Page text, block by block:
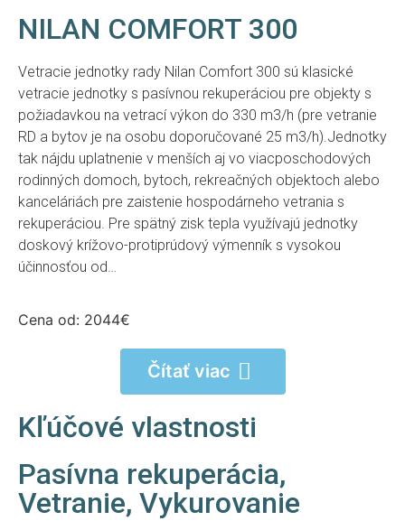
NILAN COMFORT 300
Vetracie jednotky rady Nilan Comfort 300 sú klasické
vetracie jednotky s pasívnou rekuperáciou pre objekty s
požiadavkou na vetrací výkon do 330 m3/h (pre vetranie
RD a bytov je na osobu doporučované 25 m3/h).Jednotky
tak nájdu uplatnenie v menších aj vo viacposchodových
rodinných domoch, bytoch, rekreačných objektoch alebo
kanceláriách pre zaistenie hospodárneho vetrania s
rekuperáciou. Pre spätný zisk tepla využívajú jednotky
doskový krížovo-protiprúdový výmenník s vysokou
účinnosťou od…
Cena od: 2044€
Čítať viac
Kľúčové vlastnosti
Pasívna rekuperácia,
Vetranie, Vykurovanie